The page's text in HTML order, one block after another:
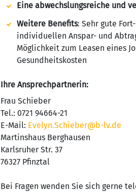
Eine abwechslungsreiche und
Weitere Benefits: Sehr gute
individuellen Anspar- und
Möglichkeit zum Leasen eines
Gesundheitskosten
Ihre Ansprechpartnerin:
Frau Schieber
Tel.: 0721 94664-21
E-Mail: Evelyn.Schieber@b-lv.de
Martinshaus Berghausen
Karlsruher Str. 37
76327 Pfinztal
Bei Fragen wenden Sie sich gerne